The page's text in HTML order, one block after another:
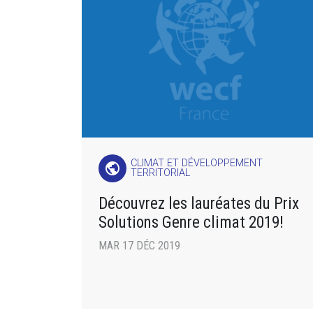
public
CLIMAT ET DÉVELOPPEMENT
TERRITORIAL
Découvrez les lauréates du Prix
Solutions Genre climat 2019!
MAR 17 DÉC 2019